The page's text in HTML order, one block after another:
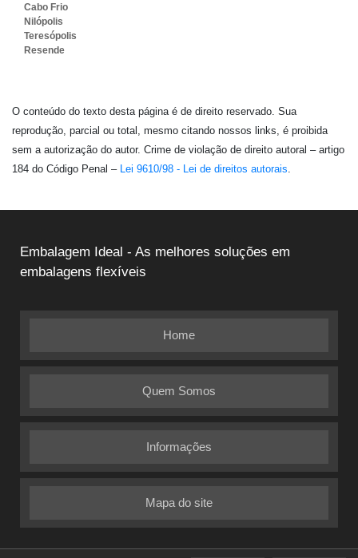
Cabo Frio
Nilópolis
Teresópolis
Resende
O conteúdo do texto desta página é de direito reservado. Sua
reprodução, parcial ou total, mesmo citando nossos links, é proibida
sem a autorização do autor. Crime de violação de direito autoral – artigo
184 do Código Penal –
Lei 9610/98 - Lei de direitos autorais
Embalagem Ideal - As melhores soluções em
embalagens flexíveis
Home
Quem Somos
Informações
Mapa do site